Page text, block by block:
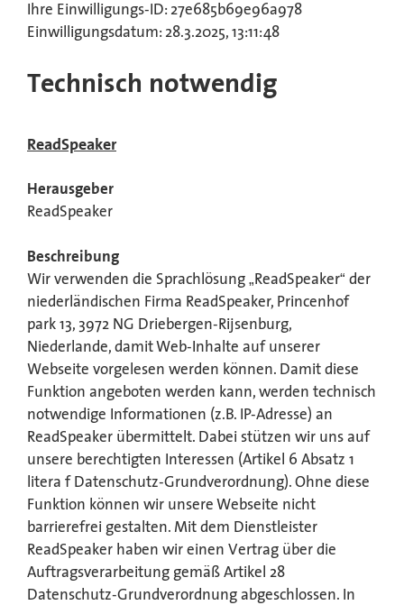
Ihre Einwilligungs-ID: 27e685b69e96a978
Einwilligungsdatum: 28.3.2025, 13:11:48
Technisch notwendig
ReadSpeaker
Herausgeber
ReadSpeaker
Beschreibung
Wir verwenden die Sprachlösung „ReadSpeaker“ der
niederländischen Firma ReadSpeaker, Princenhof
park 13, 3972 NG Driebergen-Rijsenburg,
Niederlande, damit Web-Inhalte auf unserer
Webseite vorgelesen werden können. Damit diese
Funktion angeboten werden kann, werden technisch
notwendige Informationen (z.B. IP-Adresse) an
ReadSpeaker übermittelt. Dabei stützen wir uns auf
unsere berechtigten Interessen (Artikel 6 Absatz 1
litera f Datenschutz-Grundverordnung). Ohne diese
Funktion können wir unsere Webseite nicht
barrierefrei gestalten. Mit dem Dienstleister
ReadSpeaker haben wir einen Vertrag über die
Auftragsverarbeitung gemäß Artikel 28
Datenschutz-Grundverordnung abgeschlossen. In